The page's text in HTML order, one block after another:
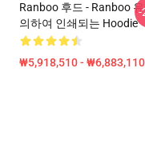
Ranboo 후드 - Ranboo
의하여 인쇄되는 Hoodie
₩5,918,510 - ₩6,883,110
-